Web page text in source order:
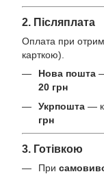
2. Післяплата
Оплата при
карткою).
Нова пошта
20 грн
Укрпошта —
грн
3. Готівкою
При